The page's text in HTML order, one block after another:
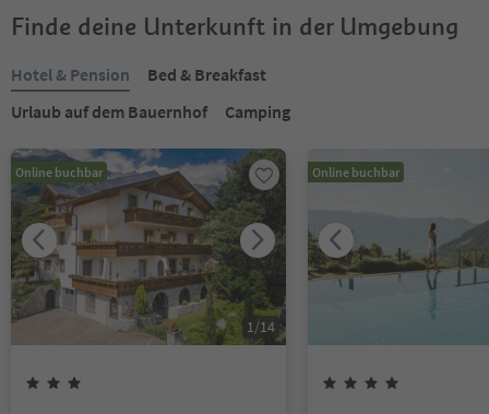
Finde deine Unterkunft in der Umgebung
Hotel & Pension
Bed & Breakfast
Urlaub auf dem Bauernhof
Camping
Online buchbar
1/14
Online buchbar